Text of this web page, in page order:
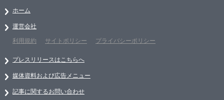
ホーム
運営会社
利用規約
サイトポリシー プライバシーポリシー
プレスリリースはこちらへ
媒体資料および広告メニュー
記事に関するお問い合わせ